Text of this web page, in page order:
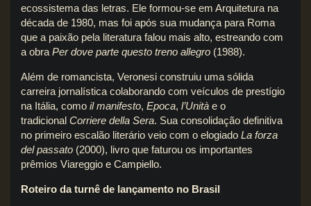
ecossistema das letras. Ele formou-se em Arquitetura na
década de 1980, mas foi após sua mudança para Roma
que a paixão pela literatura falou mais alto, estreando com
a obra Per dove parte questo treno allegro (1988).
Além de romancista, Veronesi construiu uma sólida
carreira jornalística colaborando com veículos de prestígio
na Itália, como il manifesto, Epoca, l’Unità e o
tradicional Corriere della Sera. Sua consolidação definitiva
no primeiro escalão literário veio com o elogiado La forza
del passato (2000), livro que faturou os importantes
prêmios Viareggio e Campiello.
Roteiro da turnê de lançamento no Brasil